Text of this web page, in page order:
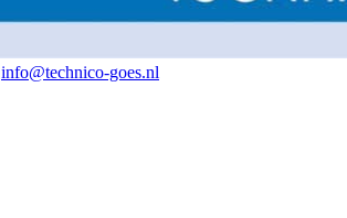
info@technico-goes.nl